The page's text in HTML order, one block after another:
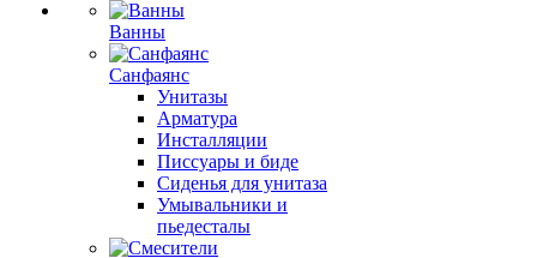
Ванны
Санфаянс
Унитазы
Арматура
Инсталляции
Писсуары и биде
Сиденья для унитаза
Умывальники и
пьедесталы